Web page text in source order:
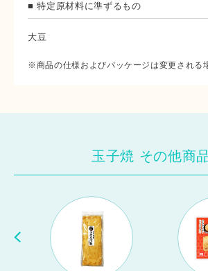
■ 特定原材料に準ずるもの
大豆
※商品の仕様およびパッケージは変更される
玉子焼 その他商